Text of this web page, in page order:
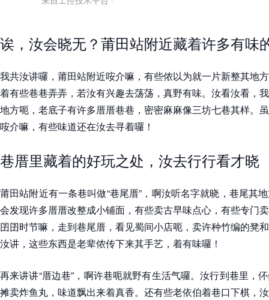
诶，汝会晓无？莆田站附近藏着许多有味
我共汝讲囉，莆田站附近咹介嘛，有些侬以为就一片新整其地
着有些巷巷弄弄，若汝有兴趣去荡荡，真野有味。汝看汝看，
地方呃，老底子有许多厝厝巷巷，密密麻麻像三坊七巷其样。
咹介嘛，有些味道还在汝去寻着囉！
巷厝里藏着的好玩之处，汝去行行看才晓
莆田站附近有一条巷叫做“巷尾厝”，啊汝听名字就晓，巷尾其
会发现许多厝厝改整成小铺面，有些卖古早味点心，有些专门
囝囝时节嘛，走到巷尾厝，看见蜀间小店呃，卖许种竹编的凳
汝讲，这些东西是老辈侬传下来其手艺，着有味囉！
再来讲讲“厝边巷”，啊许巷呃就野有生活气囉。汝行到巷里，
摊卖炸鱼丸，味道飘出来着真香。还有些老依伯着巷口下棋，